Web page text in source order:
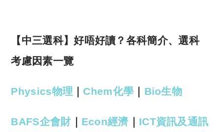
【中三選科】好唔好讀？各科簡介、選科
考慮因素一覽
Physics物理 Chem化學 Bio生物
BAFS企會財｜ Econ經濟｜ ICT資訊及通訊